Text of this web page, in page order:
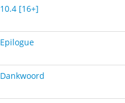
10.4 [16+]
Epilogue
Dankwoord